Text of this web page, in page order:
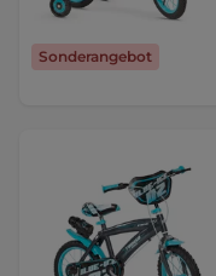
Sonderangebot